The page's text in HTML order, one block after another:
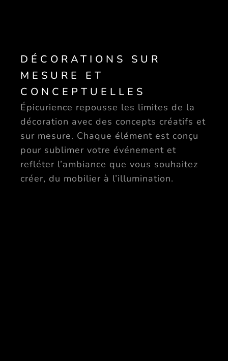
DÉCORATIONS SUR
MESURE ET
CONCEPTUELLES
Épicurience repousse les limites de la
décoration avec des concepts créatifs et
sur mesure. Chaque élément est conçu
pour sublimer votre événement et
refléter l’ambiance que vous souhaitez
créer, du mobilier à l’illumination.